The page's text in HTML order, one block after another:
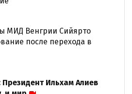
МИД Венгрии Сийярто
после перехода в
Ильхам Алиев